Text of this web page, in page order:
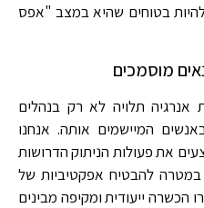
בטוחים שהיא במצב "אפס
מוסמכים
אנרגיה תלויה לא רק בנהלים
המיישמים אותה. אנחנו
את פעולות הניתוק הדרושות
להבטיח אפקטיביות של
הכשרה ייעודית ומקיפה מבינים